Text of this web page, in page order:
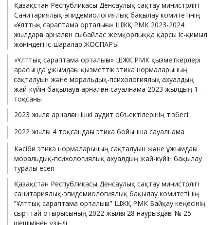
Қазақстан Республикасы Денсаулық сақтау министрлігі
Санитариялық-эпидемиологиялық бақылау комитетінің
«Ұлттық сараптама орталығы» ШЖҚ РМК 2023-2024
жылдарға арналған сыбайлас жемқорлыққа қарсы іс-қимыл
жөніндегі іс-шаралар ЖОСПАРЫ
«Ұлттық сараптама орталығы» ШЖҚ РМК қызметкерлері
арасында ұжымдағы қызметтік этика нормаларының
сақталуын және моральдық-психологиялық ахуалдың
жай-күйін бақылауға арналған сауалнама 2023 жылдың 1 -
тоқсаны
2023 жылға арналған ішкі аудит объектілерінің тізбесі
2022 жылғы 4 тоқсандағы этика бойынша сауалнама
Кәсіби этика нормаларының сақталуын және ұжымдағы
моральдық-психологиялық ахуалдың жай-күйін бақылау
туралы есеп
Қазақстан Республикасы Денсаулық сақтау министрлігі
санитариялық-эпидемиологиялық бақылау комитетінің
"Ұлттық сараптама орталығы" ШЖҚ РМК Байқау кеңесінің
сырттай отырысының 2022 жылғы 28 наурыздағы № 25
шешімінен үзінді